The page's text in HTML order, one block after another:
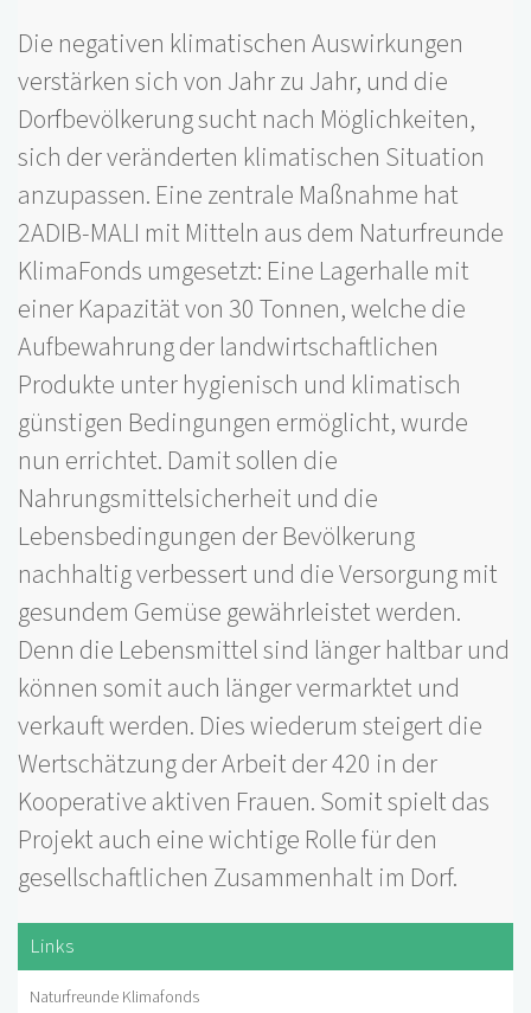
Die negativen klimatischen Auswirkungen
verstärken sich von Jahr zu Jahr, und die
Dorfbevölkerung sucht nach Möglichkeiten,
sich der veränderten klimatischen Situation
anzupassen. Eine zentrale Maßnahme hat
2ADIB-MALI mit Mitteln aus dem Naturfreunde
KlimaFonds umgesetzt: Eine Lagerhalle mit
einer Kapazität von 30 Tonnen, welche die
Aufbewahrung der landwirtschaftlichen
Produkte unter hygienisch und klimatisch
günstigen Bedingungen ermöglicht, wurde
nun errichtet. Damit sollen die
Nahrungsmittelsicherheit und die
Lebensbedingungen der Bevölkerung
nachhaltig verbessert und die Versorgung mit
gesundem Gemüse gewährleistet werden.
Denn die Lebensmittel sind länger haltbar und
können somit auch länger vermarktet und
verkauft werden. Dies wiederum steigert die
Wertschätzung der Arbeit der 420 in der
Kooperative aktiven Frauen. Somit spielt das
Projekt auch eine wichtige Rolle für den
gesellschaftlichen Zusammenhalt im Dorf.
Links
Naturfreunde Klimafonds